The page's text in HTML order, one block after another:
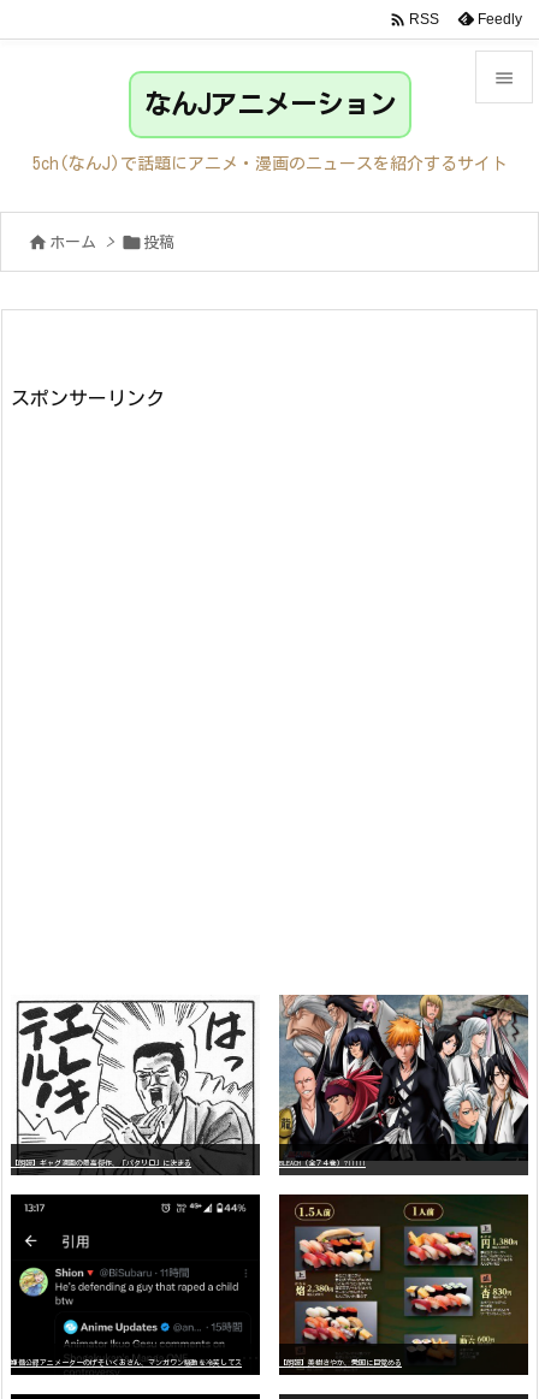

サイド
前へ

 RSS Feedly
なんJアニメーション
5ch(なんJ)で話題にアニメ・漫画のニュースを紹介するサイト
 ホーム >  投稿
スポンサーリンク
【朗報】ギャグ漫画の最高傑作、「パタリロ」に決まる BLEACH（全７４巻）?!!!!!
【朗報】美樹さやか、愛国に目覚める